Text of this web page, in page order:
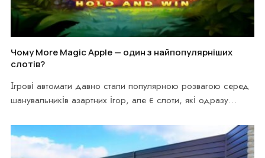
Чому More Magic Apple — один з найпопулярніших
слотів?
Ігрові автомати давно стали популярною розвагою серед
шанувальників азартних ігор, але є слоти, які одразу…